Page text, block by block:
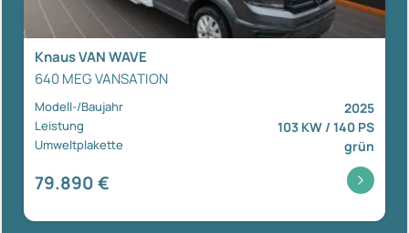
Knaus VAN WAVE
640 MEG VANSATION
Modell-/Baujahr 2025
Leistung 103 KW / 140 PS
Umweltplakette grün
79.890 €